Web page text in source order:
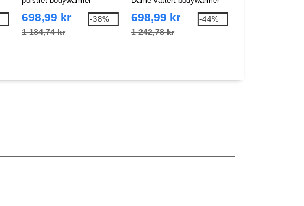
698,99 kr
1 134,74 kr
-38% 698,99 kr
1 242,78 kr
-44%